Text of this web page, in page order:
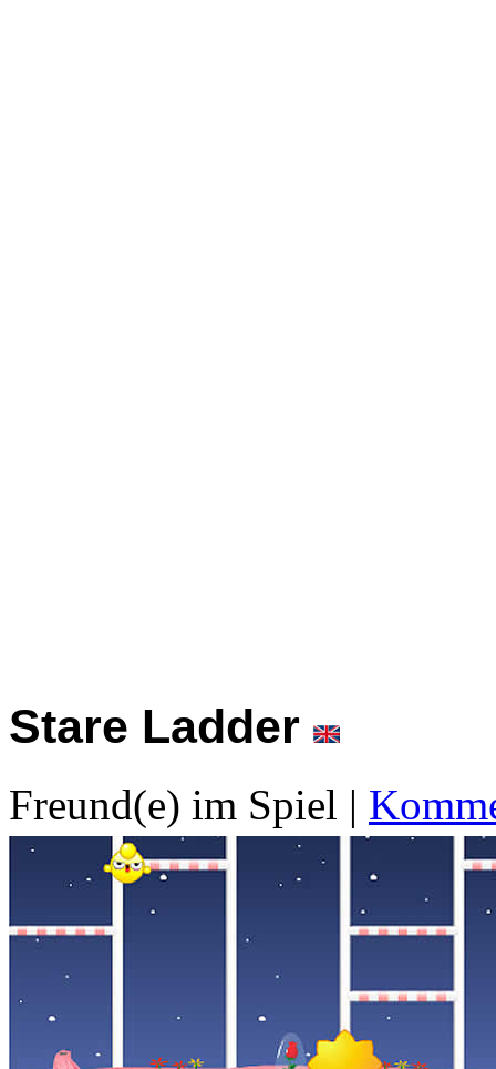
Stare Ladder
Freund(e) im Spiel |